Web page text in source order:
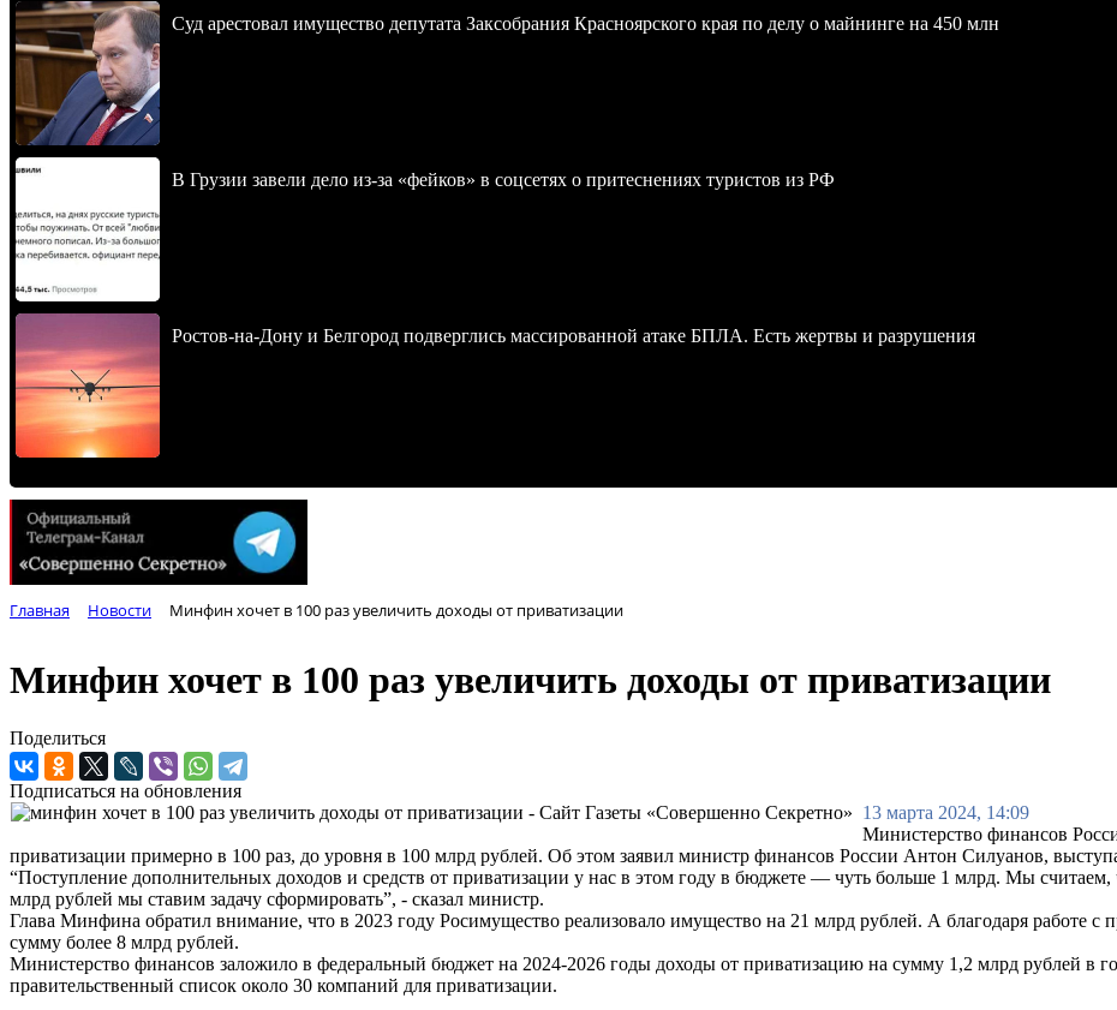
Суд арестовал имущество депутата Заксобрания Красноярского края по делу о майнинге на 450 млн
В Грузии завели дело из-за «фейков» в соцсетях о притеснениях туристов из РФ
Ростов-на-Дону и Белгород подверглись массированной атаке БПЛА. Есть жертвы и разрушения
Главная Новости Минфин хочет в 100 раз увеличить доходы от приватизации
Минфин хочет в 100 раз увеличить доходы от приватизации
Поделиться
Подписаться на обновления
13 марта 2024, 14:09
Министерство финансов
приватизации примерно в 100 раз, до уровня в 100 млрд рублей. Об этом заявил министр финансов России Антон Силуанов,
“Поступление дополнительных доходов и средств от приватизации у нас в этом году в бюджете — чуть больше 1 млрд. Мы
млрд рублей мы ставим задачу сформировать”, - сказал министр.
Глава Минфина обратил внимание, что в 2023 году Росимущество реализовало имущество на 21 млрд рублей. А благодаря работе с
сумму более 8 млрд рублей.
Министерство финансов заложило в федеральный бюджет на 2024-2026 годы доходы от приватизацию на сумму 1,2 млрд рублей в
правительственный список около 30 компаний для приватизации.